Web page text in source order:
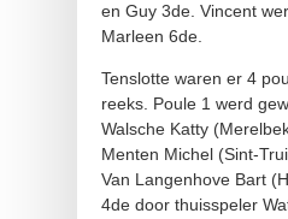
en Guy 3de. Vincent
Marleen 6de.
Tenslotte waren er 4
reeks. Poule 1 werd
Walsche Katty
Menten Michel (Sint-
Van Langenhove Bart
4de door thuisspeler